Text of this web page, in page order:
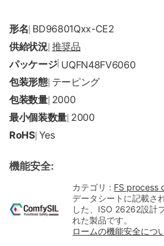
形名 BD96801Qxx-CE2
供給状況| 推奨品
パッケージ| UQFN48FV6060
包装形態| テーピング
包装数量| 2000
最小個装数量 2000
RoHS| Yes
機能安全:
カテゴリ : FS process
データシートに記載さ
した、ISO 26262設計
れた製品です。
ロームの機能安全につ